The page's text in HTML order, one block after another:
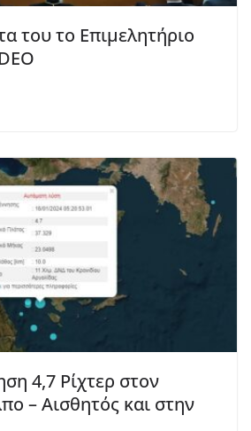
του το Επιμελητήριο
4,7 Ρίχτερ στον
– Αισθητός και στην